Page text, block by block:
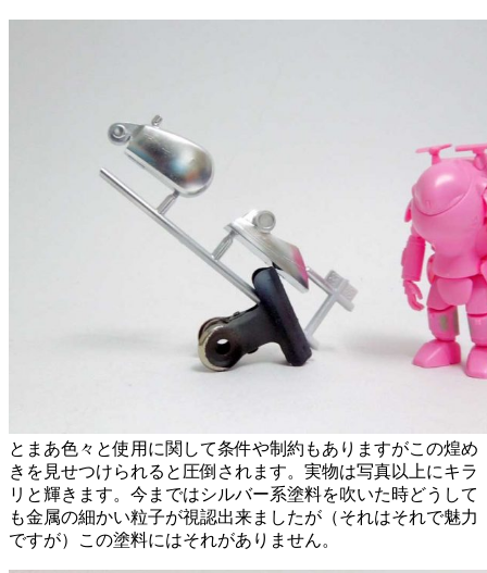
とまあ色々と使用に関して条件や制約もありますがこの煌め
きを見せつけられると圧倒されます。実物は写真以上にキラ
リと輝きます。今まではシルバー系塗料を吹いた時どうして
も金属の細かい粒子が視認出来ましたが（それはそれで魅力
ですが）この塗料にはそれがありません。